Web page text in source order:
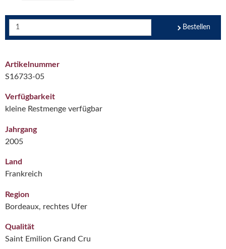
Bestellen
Artikelnummer
S16733-05
Verfügbarkeit
kleine Restmenge verfügbar
Jahrgang
2005
Land
Frankreich
Region
Bordeaux, rechtes Ufer
Qualität
Saint Emilion Grand Cru